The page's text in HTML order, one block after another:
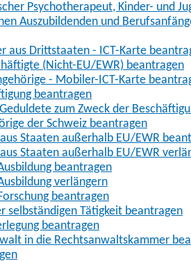
Psychotherapeut, Kinder- und
Auszubildenden und
aus Drittstaaten - ICT-Karte
(Nicht-EU/EWR) beantragen
- Mobiler-ICT-Karte
beantragen
zum Zweck der
der Schweiz beantragen
Staaten außerhalb EU/EWR
Staaten außerhalb EU/EWR
beantragen
verlängern
beantragen
selbständigen Tätigkeit beantragen
beantragen
in die Rechtsanwaltskammer